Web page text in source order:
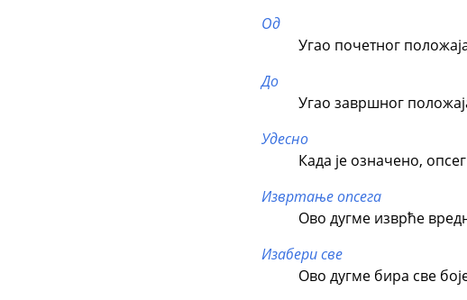
Од
Угао почетног
До
Угао завршног
Удесно
Када је означено,
Извртање опсега
Ово дугме изврће
Изабери све
Ово дугме бира све